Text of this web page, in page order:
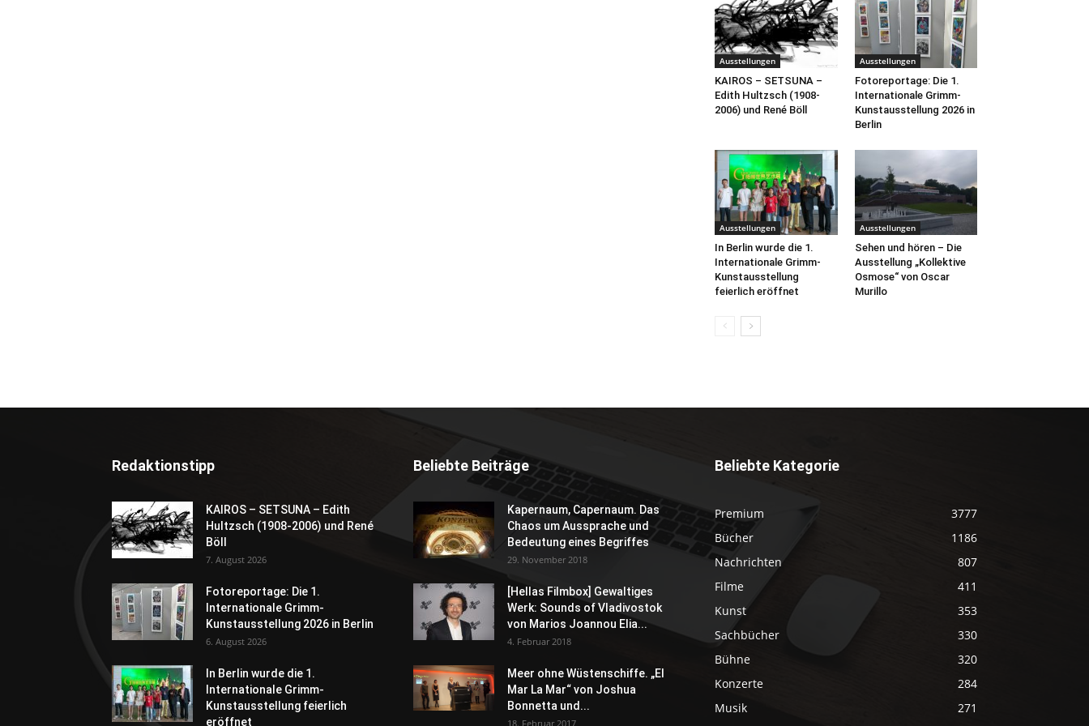
Ausstellungen
KAIROS – SETSUNA –
Edith Hultzsch (1908-
2006) und René Böll
Ausstellungen
Fotoreportage: Die 1.
Internationale Grimm-
Kunstausstellung 2026 in
Berlin
Ausstellungen
In Berlin wurde die 1.
Internationale Grimm-
Kunstausstellung
feierlich eröffnet
Ausstellungen
Sehen und hören – Die
Ausstellung „Kollektive
Osmose“ von Oscar
Murillo
Redaktionstipp
KAIROS – SETSUNA – Edith
Hultzsch (1908-2006) und René
Böll
7. August 2026
Fotoreportage: Die 1.
Internationale Grimm-
Kunstausstellung 2026 in Berlin
6. August 2026
In Berlin wurde die 1.
Internationale Grimm-
Kunstausstellung feierlich
eröffnet
Beliebte Beiträge
Kapernaum, Capernaum. Das
Chaos um Aussprache und
Bedeutung eines Begriffes
29. November 2018
[Hellas Filmbox] Gewaltiges
Werk: Sounds of Vladivostok
von Marios Joannou Elia...
4. Februar 2018
Meer ohne Wüstenschiffe. „El
Mar La Mar“ von Joshua
Bonnetta und...
18. Februar 2017
Beliebte Kategorie
Premium
3777
Bücher
1186
Nachrichten
807
Filme
411
Kunst
353
Sachbücher
330
Bühne
320
Konzerte
284
Musik
271